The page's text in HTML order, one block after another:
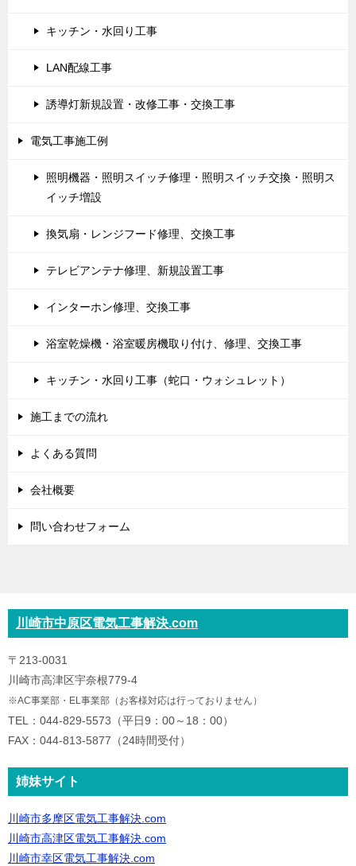
キッチン・水回り工事
LAN配線工事
誘導灯新規設置・改修工事・交換工事
電気工事施工例
照明機器・照明スイッチ修理・照明スイッチ交換・照明ス
イッチ増設
換気扇・レンジフード修理、交換工事
テレビアンテナ修理、新規設置工事
インターホン修理、交換工事
浴室乾燥機・浴室暖房機取り付け、修理、交換工事
キッチン・水回り工事（蛇口・ウォシュレット）
施工までの流れ
よくある質問
会社概要
問い合わせフォーム
川崎市中原区電気工事解決.com
〒213-0031
川崎市高津区宇奈根779-4
※AC事業部・EL事業部（お客様対応は行っておりません）
TEL：044-829-5573（平日9：00～18：00）
FAX：044-813-5877（24時間受付）
姉妹サイト
川崎市多摩区電気工事解決.com
川崎市高津区電気工事解決.com
川崎市幸区電気工事解決.com